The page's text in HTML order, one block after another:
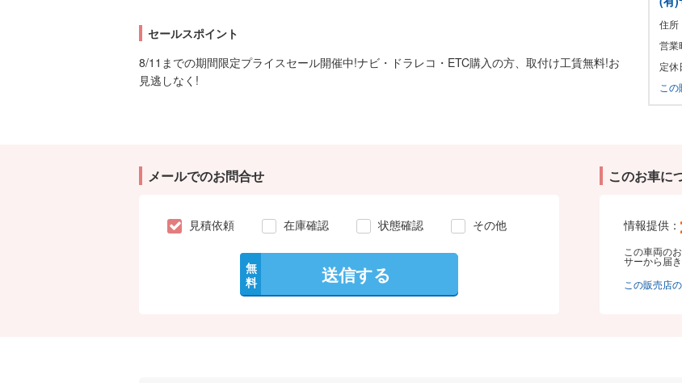
セールスポイント
8/11までの期間限定プライスセール開催中!ナビ・ドラレコ・ETC購入の方、取付け工賃無料!お
見逃しなく!
住所
営業
定休
こ
メールでのお問合せ
見積依頼 在庫確認 状態確認 その他
無
料
送信する
このお車に
情報提供：
この車両の
サーから届
この販売店